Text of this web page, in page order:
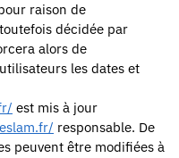
raison de
décidée par
alors de
les dates et
est mis à jour
responsable. De
peuvent être modifiées à